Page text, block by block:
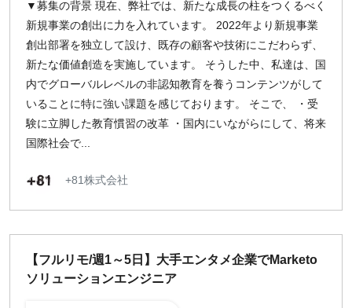
▼募集の背景 現在、弊社では、新たな成長の柱をつくるべく
新規事業の創出に力を入れています。 2022年より新規事業
創出部署を独立して設け、既存の顧客や技術にこだわらず、
新たな価値創造を実施しています。 そうした中、私達は、国
内でグローバルレベルの非認知教育を養うコンテンツがして
いることに特に強い課題を感じております。 そこで、 ・受
験に立脚した教育慣習の改革 ・国内にいながらにして、将来
国際社会で...
+81株式会社
【フルリモ/週1～5日】大手エンタメ企業でMarketo
ソリューションエンジニア